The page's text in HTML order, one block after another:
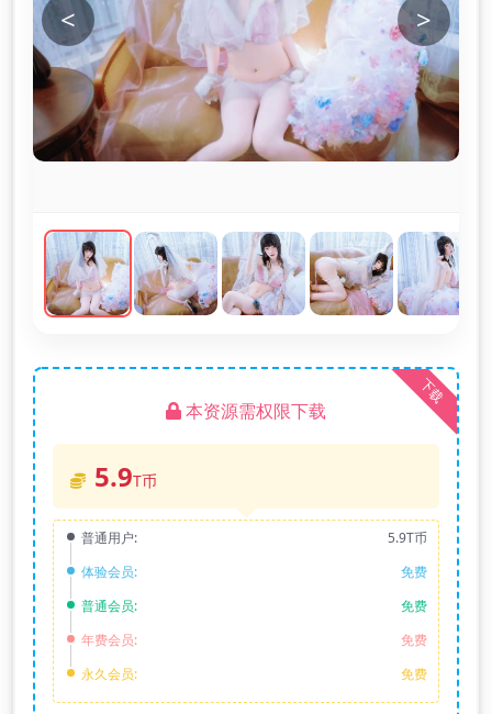
< >
下载
本资源需权限下载
5.9T币
普通用户:
5.9T币
体验会员:
免费
普通会员:
免费
年费会员:
免费
永久会员:
免费